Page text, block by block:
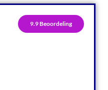
9.9 Beoordeling